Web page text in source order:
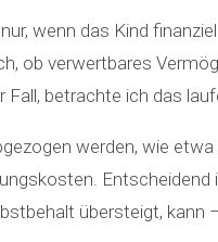
wenn das Kind
ob verwertbares
betrachte ich das
werden, wie
übersteigt, kann